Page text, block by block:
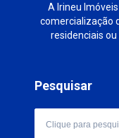
A Irineu
comercialização
residenciais
Pesquisar